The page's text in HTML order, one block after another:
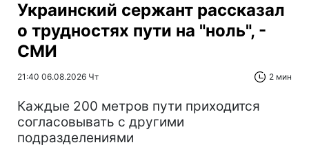
Украинский сержант рассказал
о трудностях пути на "ноль", -
СМИ
21:40 06.08.2026 Чт 2 мин
Каждые 200 метров пути приходится
согласовывать с другими
подразделениями